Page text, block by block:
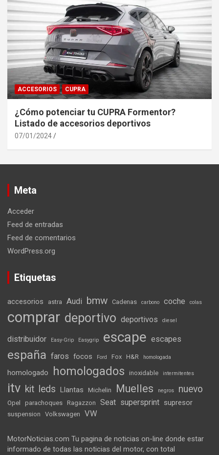
ACCESORIOS CUPRA
¿Cómo potenciar tu CUPRA Formentor?
Listado de accesorios deportivos
07/01/2024
Meta
Acceder
Feed de entradas
Feed de comentarios
WordPress.org
Etiquetas
accesorios astra Audi bmw Cadenas carbono coche colas
comprar deportivo deportivos diesel
distribuidor Easy-Grip Easygrip escape escapes
españa faros focos Ford Fox H&R homologada
homologado homologados inoxidable intermitentes
itv kit leds Llantas Michelin Muelles negros nuevo
Opel parachoques Ragazzon Seat supersprint supresor
suspension Volkswagen VW
MotorNoticias.com Tu pagina de noticias on-line donde estar
informado de todas las noticias del motor, con total